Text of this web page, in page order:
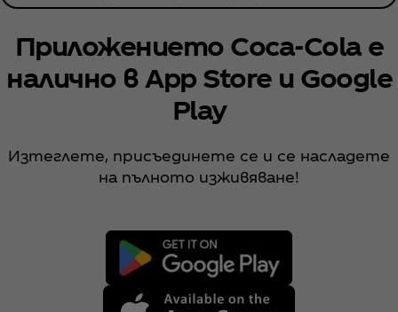
Приложението Coca‑Cola е
налично в App Store и Google
Play
Изтеглете, присъединете се и се насладете
на пълното изживяване!